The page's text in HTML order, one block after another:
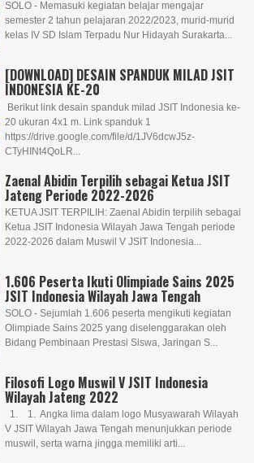
SOLO - Memasuki kegiatan belajar mengajar
semester 2 tahun pelajaran 2022/2023, murid-murid
kelas IV SD Islam Terpadu Nur Hidayah Surakarta...
[DOWNLOAD] DESAIN SPANDUK MILAD JSIT
INDONESIA KE-20
Berikut link desain spanduk milad JSIT Indonesia ke-
20 ukuran 4x1 m. Link spanduk 1
https://drive.google.com/file/d/1JV6dcwJ5z-
CTyHINt4QoLR...
Zaenal Abidin Terpilih sebagai Ketua JSIT
Jateng Periode 2022-2026
KETUA JSIT TERPILIH: Zaenal Abidin terpilih sebagai
Ketua JSIT Indonesia Wilayah Jawa Tengah periode
2022-2026 dalam Muswil V JSIT Indonesia...
1.606 Peserta Ikuti Olimpiade Sains 2025
JSIT Indonesia Wilayah Jawa Tengah
SOLO - Sejumlah 1.606 peserta mengikuti kegiatan
Olimpiade Sains 2025 yang diselenggarakan oleh
Bidang Pembinaan Prestasi Siswa, Jaringan S...
Filosofi Logo Muswil V JSIT Indonesia
Wilayah Jateng 2022
1. 1. Angka lima dalam logo Musyawarah Wilayah
V JSIT Wilayah Jawa Tengah menunjukkan periode
muswil, serta warna jingga memiliki arti...